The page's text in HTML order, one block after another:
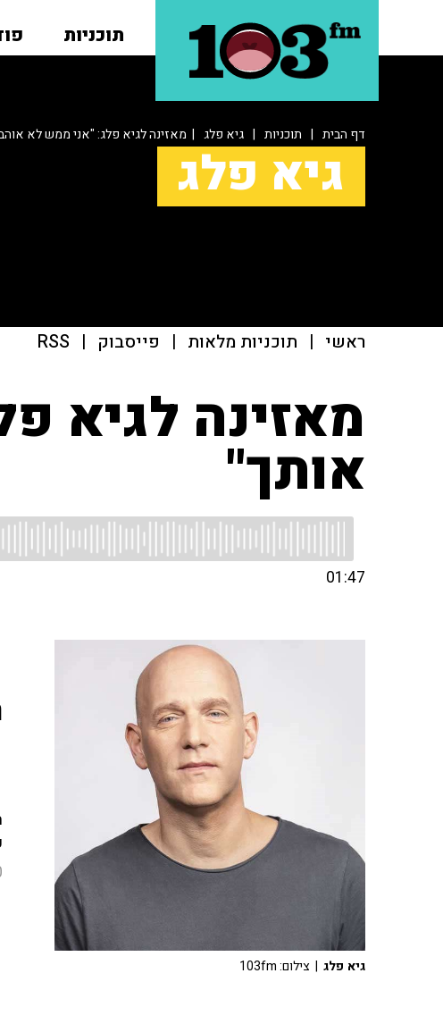
תוכניות
דף הבית | תוכניות | גיא פלג | מאזינה לגיא פלג: "אני ממש לא
גיא פלג
ראשי | תוכניות מלאות | פייסבוק |
RSS
מאזינה לגיא
אותך"
01:47
גיא פלג | צילום: 103fm